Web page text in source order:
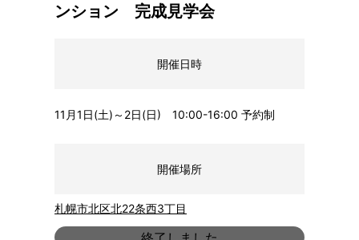
ンション 完成見学会
開催日時
11月1日(土)～2日(日) 10:00-16:00 予約制
開催場所
札幌市北区北22条西3丁目